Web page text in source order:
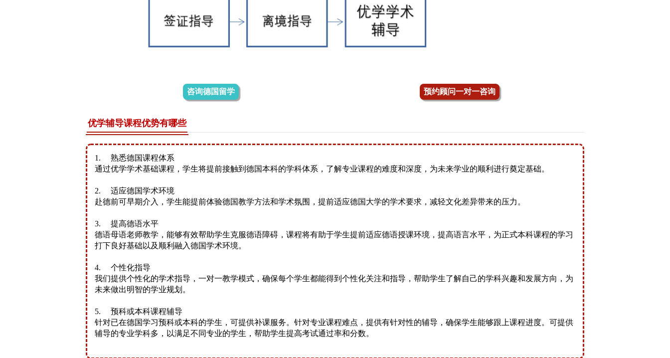
咨询德国留学 预约顾问一对一咨询
优学辅导课程优势有哪些
1. 熟悉德国课程体系
通过优学学术基础课程，学⽣将提前接触到德国本科的学科体系，了解专业课程的难度和深度，为未来学业的顺利进⾏奠定基础。
2. 适应德国学术环境
赴德前可早期介入，学⽣能提前体验德国教学⽅法和学术氛围，提前适应德国⼤学的学术要求，减轻⽂化差异带来的压⼒。
3. 提高德语水平
德语母语老师教学，能够有效帮助学生克服德语障碍，课程将有助于学⽣提前适应德语授课环境，提⾼语⾔⽔平，为正式本科课程的学习
打下良好基础以及顺利融入德国学术环境。
4. 个性化指导
我们提供个性化的学术指导，一对一教学模式，确保每个学生都能得到个性化关注和指导，帮助学⽣了解⾃⼰的学科兴趣和发展⽅向，为
未来做出明智的学业规划。
5. 预科或本科课程辅导
针对已在德国学习预科或本科的学生，可提供补课服务。针对专业课程难点，提供有针对性的辅导，确保学⽣能够跟上课程进度。可提供
辅导的专业学科多，以满足不同专业的学生，帮助学生提高考试通过率和分数。